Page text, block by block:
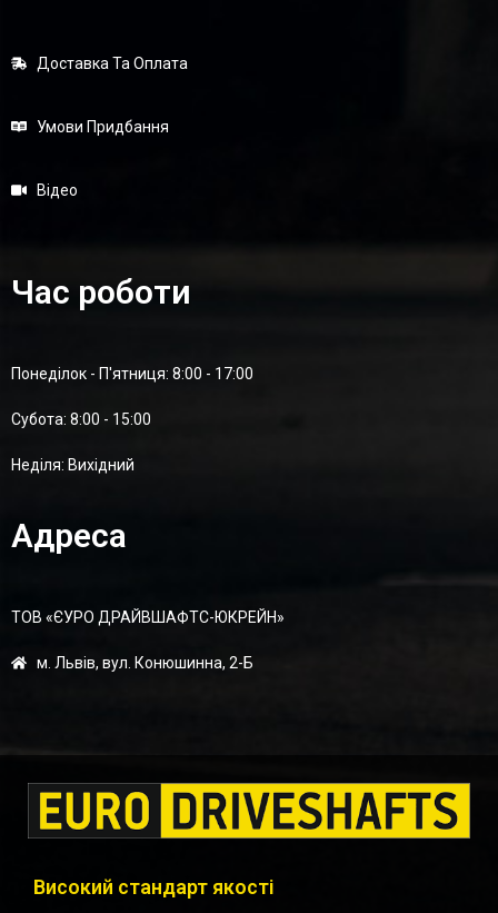
Доставка Та Оплата
Умови Придбання
Відео
Час роботи
Понеділок - П'ятниця: 8:00 - 17:00
Суботa: 8:00 - 15:00
Неділя: Вихідний
Адреса
ТОВ «ЄУРО ДРАЙВШАФТC-ЮКРЕЙН»
м. Львів, вул. Конюшинна, 2-Б
Високий стандарт якості